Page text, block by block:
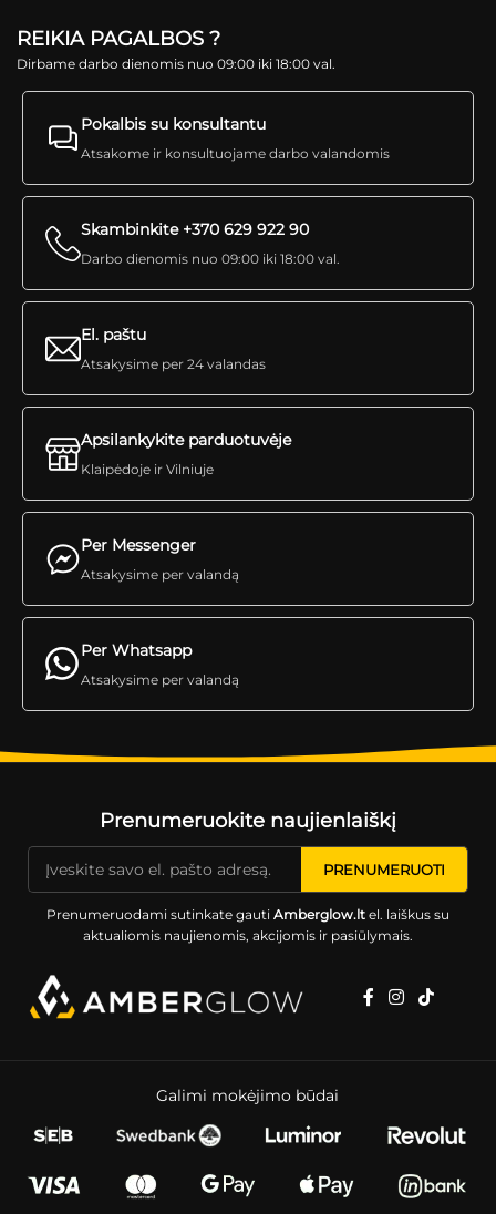
REIKIA PAGALBOS ?
Dirbame darbo dienomis nuo 09:00 iki 18:00 val.
Pokalbis su konsultantu
Atsakome ir konsultuojame darbo valandomis
Skambinkite +370 629 922 90
Darbo dienomis nuo 09:00 iki 18:00 val.
Per Messenger
Atsakysime per valandą
El. paštu
Atsakysime per 24 valandas
Apsilankykite parduotuvėje
Klaipėdoje ir Vilniuje
Per Whatsapp
Atsakysime per valandą
Prenumeruokite naujienlaiškį
Prenumeruodami sutinkate gauti Amberglow.ltel. laiškus su
aktualiomis naujienomis, akcijomis ir pasiūlymais.
Galimi mokėjimo būdai